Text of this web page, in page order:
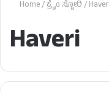
Home/ಕ್ರೈಂ ಸ್ಟೋರಿ/Haveri
Haveri